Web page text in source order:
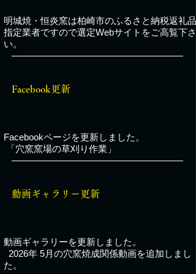
​​明城焼・恒炎窯は柏崎市のふるさと納税返礼品
指定業者ですので選定Webサイトをご高覧下さ
い。
Facebook更新
Facebookページを更新しました。​​​
「穴窯窯場の草刈り作業」
動画ギャラリー更新
動画ギャラリーを更新しました。
2026年 5月の穴窯焼成関係動画を追加しまし
た。